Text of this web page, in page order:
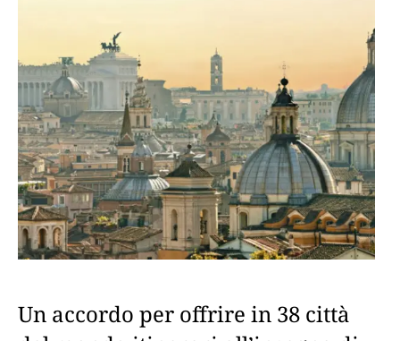
Un accordo per offrire in 38 città